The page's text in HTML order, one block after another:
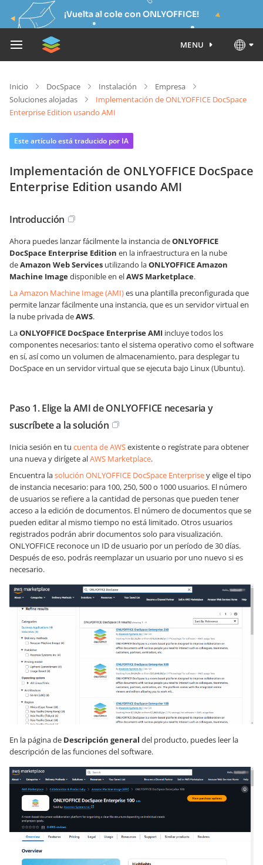
¡Vuelta al cole con ONLYOFFICE!
MENU
Inicio DocSpace Instalación
Empresa
Soluciones alojadas
Implementación de ONLYOFFICE DocSpace
Enterprise Edition usando AMI
Este artículo está traducido por IA
Implementación de ONLYOFFICE DocSpace
Enterprise Edition usando AMI
Introducción
Ahora puedes lanzar fácilmente la instancia deONLYOFFICE
DocSpace Enterprise Edition en la infraestructura en la nube
deAmazon Web Services utilizando laONLYOFFICE Amazon
Machine Imagedisponible en elAWS Marketplace.
La Amazon Machine Image (AMI)es una plantilla preconfigurada que
permite lanzar fácilmente una instancia, que es un servidor virtual en
la nube privada deAWS.
LaONLYOFFICE DocSpace Enterprise AMI incluye todos los
componentes necesarios: tanto el sistema operativo como el software
en sí, así como un volumen de almacenamiento, para desplegar tu
DocSpace en un servidor virtual que se ejecuta bajo Linux (Ubuntu).
Paso 1. Elige la AMI de ONLYOFFICE necesaria y
suscríbete a la solución
Inicia sesión en tu cuenta de AWSexistente o regístrate para obtener
una nueva y dirígete alAWS Marketplace.
Encuentra lasolución ONLYOFFICE DocSpace Enterprisey elige el tipo
de instancia necesario: para 100, 250, 500 o 1000 usuarios. El número
de usuarios se refiere a la cantidad de personas que pueden tener
acceso a la edición de documentos. El número de documentos que se
pueden editar al mismo tiempo no está limitado. Otros usuarios
registrados podrán abrir documentos solo para visualización.
ONLYOFFICE reconoce un ID de usuario por un período de 30 días.
Después de eso, podrás reemplazar un usuario por uno nuevo si es
necesario.
En la página de Descripción general del producto, puedes leer la
descripción de las funciones del software.